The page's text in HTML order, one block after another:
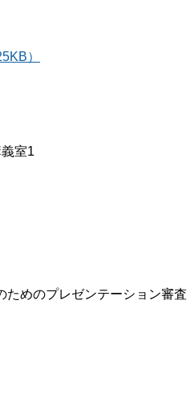
）
室1
ためのプレゼンテーション審査